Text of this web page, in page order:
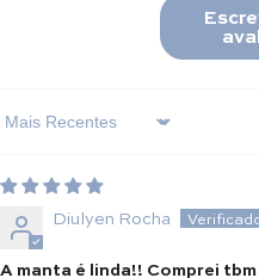
Sort By
Diulyen Rocha
A manta é linda!! Comprei